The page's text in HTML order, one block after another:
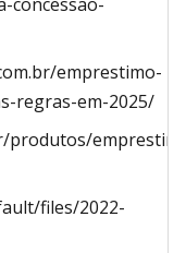
emprestimo-
regras-em-2025/
produtos/
files/2022-